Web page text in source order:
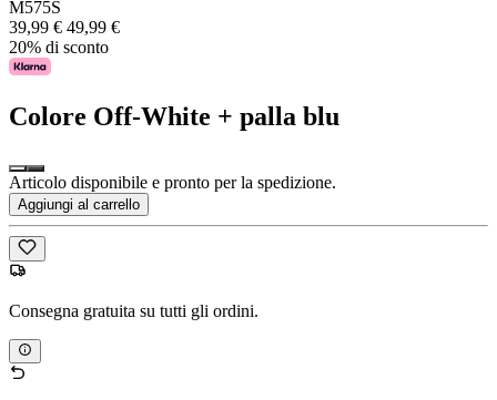
M575S
39,99 € 49,99 €
20% di sconto
Colore Off-White + palla blu
Articolo disponibile e pronto per la spedizione.
Aggiungi al carrello
Consegna gratuita su tutti gli ordini.